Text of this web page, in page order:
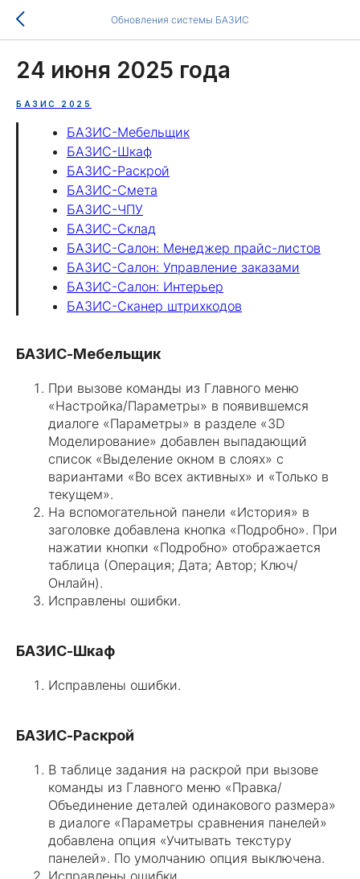
Обновления системы БАЗИС
24 июня 2025 года
БАЗИС 2025
БАЗИС-Мебельщик
БАЗИС-Шкаф
БАЗИС-Раскрой
БАЗИС-Смета
БАЗИС-ЧПУ
БАЗИС-Склад
БАЗИС-Салон: Менеджер прайс-листов
БАЗИС-Салон: Управление заказами
БАЗИС-Салон: Интерьер
БАЗИС-Сканер штрихкодов
БАЗИС-Мебельщик
При вызове команды из Главного меню
«Настройка/Параметры» в появившемся
диалоге «Параметры» в разделе «3D
Моделирование» добавлен выпадающий
список «Выделение окном в слоях» с
вариантами «Во всех активных» и «Только в
текущем».
На вспомогательной панели «История» в
заголовке добавлена кнопка «Подробно». При
нажатии кнопки «Подробно» отображается
таблица (Операция; Дата; Автор; Ключ/
Онлайн).
Исправлены ошибки.
БАЗИС-Шкаф
Исправлены ошибки.
БАЗИС-Раскрой
В таблице задания на раскрой при вызове
команды из Главного меню «Правка/
Объединение деталей одинакового размера»
в диалоге «Параметры сравнения панелей»
добавлена опция «Учитывать текстуру
панелей». По умолчанию опция выключена.
Исправлены ошибки.